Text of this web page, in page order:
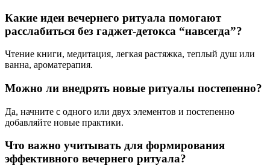
Какие идеи вечернего ритуала помогают
расслабиться без гаджет-детокса “навсегда”?
Чтение книги, медитация, легкая растяжка, теплый душ или
ванна, ароматерапия.
Можно ли внедрять новые ритуалы постепенно?
Да, начните с одного или двух элементов и постепенно
добавляйте новые практики.
Что важно учитывать для формирования
эффективного вечернего ритуала?